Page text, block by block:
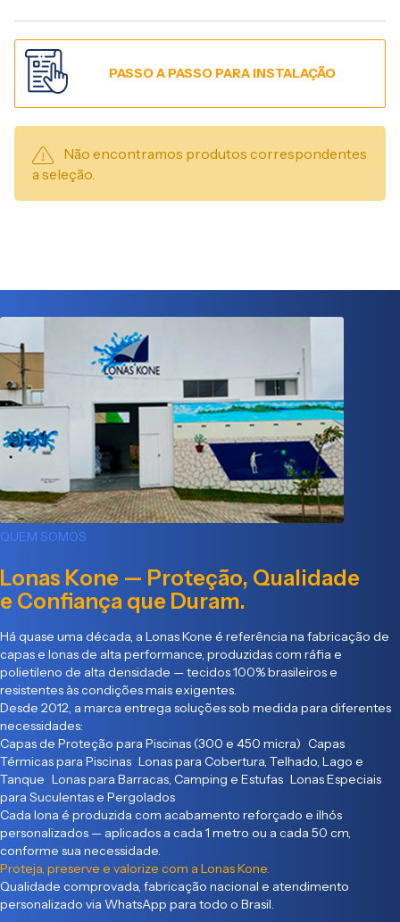
Não encontramos produtos correspondentes
a seleção.
PASSO A PASSO PARA INSTALAÇÃO
QUEM SOMOS
Lonas Kone — Proteção, Qualidade
e Confiança que Duram.
Há quase uma década, a Lonas Kone é referência na fabricação de
capas e lonas de alta performance, produzidas com ráfia e
polietileno de alta densidade — tecidos 100% brasileiros e
resistentes às condições mais exigentes.
Desde 2012, a marca entrega soluções sob medida para diferentes
necessidades:
Capas de Proteção para Piscinas (300 e 450 micra) Capas
Térmicas para Piscinas Lonas para Cobertura, Telhado, Lago e
Tanque Lonas para Barracas, Camping e Estufas Lonas Especiais
para Suculentas e Pergolados
Cada lona é produzida com acabamento reforçado e ilhós
personalizados — aplicados a cada 1 metro ou a cada 50 cm,
conforme sua necessidade.
Proteja, preserve e valorize com a Lonas Kone.
Qualidade comprovada, fabricação nacional e atendimento
personalizado via WhatsApp para todo o Brasil.